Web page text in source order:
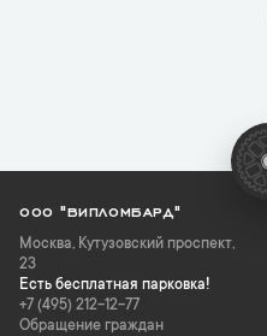
ООО "ВИПЛОМБАРД"
Москва, Кутузовский проспект,
23
Есть бесплатная парковка!
+7 (495) 212-12-77
Обращение граждан